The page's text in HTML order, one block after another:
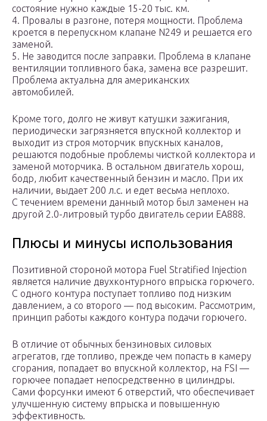
состояние нужно каждые 15-20 тыс. км.
4. Провалы в разгоне, потеря мощности. Проблема
кроется в перепускном клапане N249 и решается его
заменой.
5. Не заводится после заправки. Проблема в клапане
вентиляции топливного бака, замена все разрешит.
Проблема актуальна для американских
автомобилей.
Кроме того, долго не живут катушки зажигания,
периодически загрязняется впускной коллектор и
выходит из строя моторчик впускных каналов,
решаются подобные проблемы чисткой коллектора и
заменой моторчика. В остальном двигатель хорош,
бодр, любит качественный бензин и масло. При их
наличии, выдает 200 л.с. и едет весьма неплохо.
С течением времени данный мотор был заменен на
другой 2.0-литровый турбо двигатель серии EA888.
Плюсы и минусы использования
Позитивной стороной мотора Fuel Stratified Injection
является наличие двухконтурного впрыска горючего.
С одного контура поступает топливо под низким
давлением, а со второго — под высоким. Рассмотрим,
принцип работы каждого контура подачи горючего.
В отличие от обычных бензиновых силовых
агрегатов, где топливо, прежде чем попасть в камеру
сгорания, попадает во впускной коллектор, на FSI —
горючее попадает непосредственно в цилиндры.
Сами форсунки имеют 6 отверстий, что обеспечивает
улучшенную систему впрыска и повышенную
эффективность.